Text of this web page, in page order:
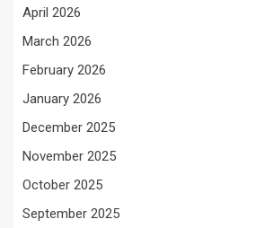
April 2026
March 2026
February 2026
January 2026
December 2025
November 2025
October 2025
September 2025